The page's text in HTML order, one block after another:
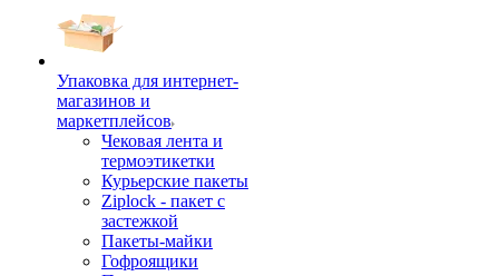
Упаковка для интернет-
магазинов и
маркетплейсов
Чековая лента и
термоэтикетки
Курьерские пакеты
Ziplock - пакет с
застежкой
Пакеты-майки
Гофроящики